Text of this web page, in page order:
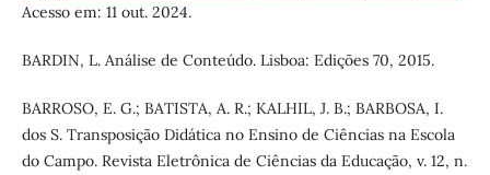
Acesso em: 11 out. 2024.
BARDIN, L. Análise de Conteúdo. Lisboa: Edições 70, 2015.
BARROSO, E. G.; BATISTA, A. R.; KALHIL, J. B.; BARBOSA, I.
dos S. Transposição Didática no Ensino de Ciências na Escola
do Campo. Revista Eletrônica de Ciências da Educação, v. 12, n.